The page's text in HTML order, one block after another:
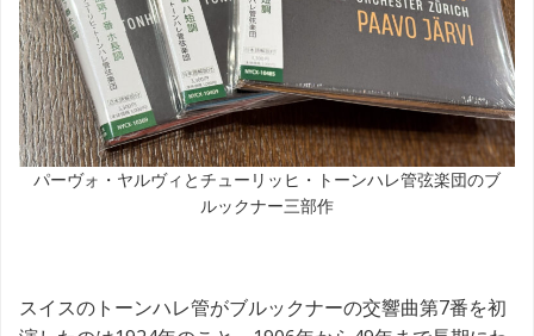
パーヴォ・ヤルヴィとチューリッヒ・トーンハレ管弦楽団のブ
ルックナー三部作
スイスのトーンハレ管がブルックナーの交響曲第7番を初